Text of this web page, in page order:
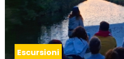
Escursioni